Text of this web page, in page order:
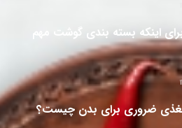
برای اینکه بسته بندی گوشت مهم